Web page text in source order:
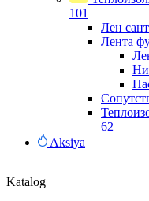
101
Лен
Лента
62
Aksiya
Katalog